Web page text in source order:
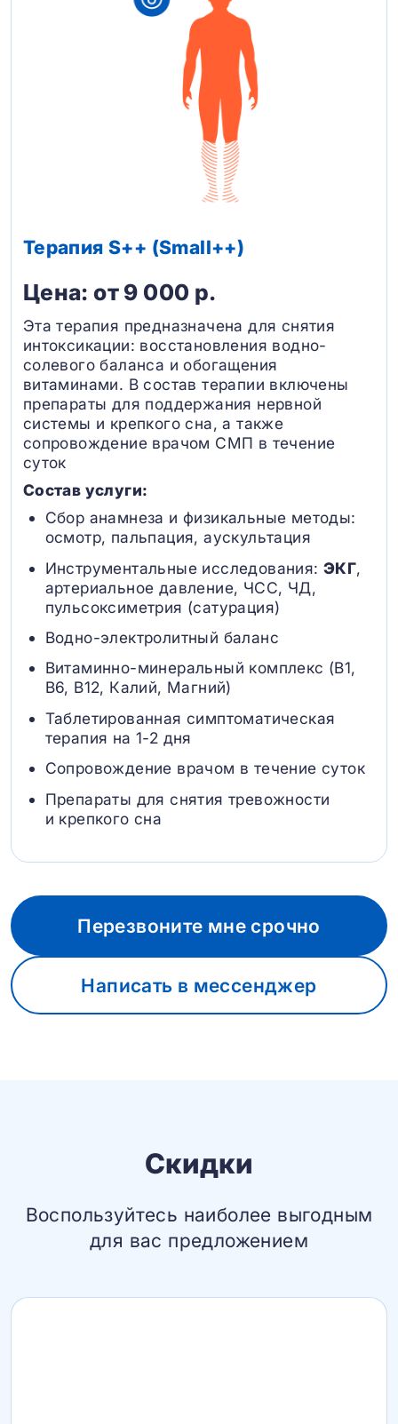
Терапия S++ (Small++)
Цена: от 9 000 р.
Эта терапия предназначена для снятия
интоксикации: восстановления водно-
солевого баланса и обогащения
витаминами. В состав терапии включены
препараты для поддержания нервной
системы и крепкого сна, а также
сопровождение врачом СМП в течение
суток
Состав услуги:
Сбор анамнеза и физикальные методы:
осмотр, пальпация, аускультация
Инструментальные исследования: ЭКГ,
артериальное давление, ЧСС, ЧД,
пульсоксиметрия (сатурация)
Водно-электролитный баланс
Витаминно-минеральный комплекс (B1,
B6, В12, Калий, Магний)
Таблетированная симптоматическая
терапия на 1-2 дня
Сопровождение врачом в течение суток
Препараты для снятия тревожности
и крепкого сна
Перезвоните мне срочно
Написать в мессенджер
Скидки
Воспользуйтесь наиболее выгодным
для вас предложением